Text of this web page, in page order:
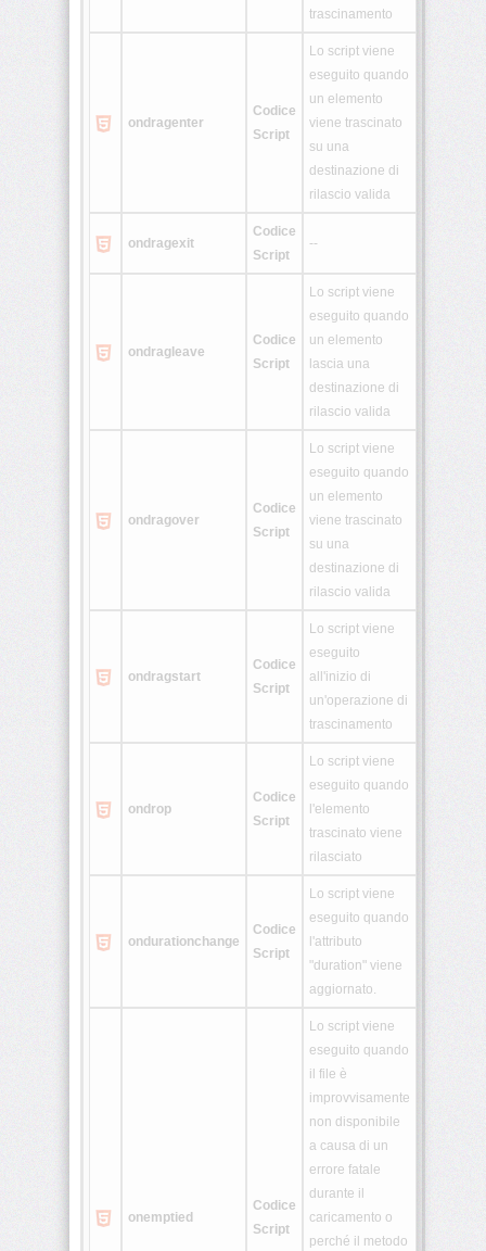
trascinamento
ondragenter
Codice
Script
Lo script viene
eseguito quando
un elemento
viene trascinato
su una
destinazione di
rilascio valida
ondragexit
Codice
Script
--
ondragleave
Codice
Script
Lo script viene
eseguito quando
un elemento
lascia una
destinazione di
rilascio valida
ondragover
Codice
Script
Lo script viene
eseguito quando
un elemento
viene trascinato
su una
destinazione di
rilascio valida
ondragstart
Codice
Script
Lo script viene
eseguito
all'inizio di
un'operazione di
trascinamento
ondrop
Codice
Script
Lo script viene
eseguito quando
l'elemento
trascinato viene
rilasciato
ondurationchange
Codice
Script
Lo script viene
eseguito quando
l'attributo
"duration" viene
aggiornato.
onemptied
Codice
Script
Lo script viene
eseguito quando
il file è
improvvisamente
non disponibile
a causa di un
errore fatale
durante il
caricamento o
perché il metodo